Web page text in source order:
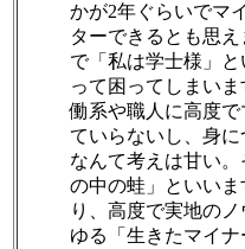
かが2年ぐらいでマ
ターできるとも思
で「私は学士様」
って困ってしまい
働系や職人に高度
ていらないし、身に
なんて考えは甘い
の中の蛙」といい
り、高度で実地の
ゆる「生きたマイ